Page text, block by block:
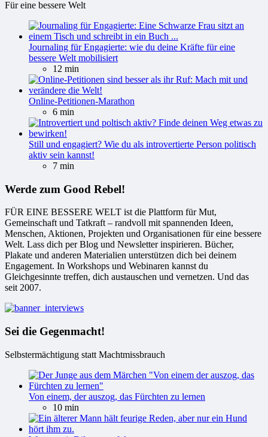
Für eine bessere Welt
Journaling für Engagierte: wie du deine Kräfte für eine
bessere Welt mobilisiert
12 min
Online-Petitionen-Marathon
6 min
Still und engagiert? Wie du als introvertierte Person politisch
aktiv sein kannst!
7 min
Werde zum Good Rebel!
FÜR EINE BESSERE WELT ist die Plattform für Mut,
Gemeinschaft und Tatkraft – randvoll mit spannenden Ideen,
Menschen, Aktionen, Projekten und Organisationen für eine bessere
Welt. Lass dich per Blog und Newsletter inspirieren. Bücher,
Plakate und anderen Materialien unterstützen dich bei deinem
Engagement. In Workshops und Webinaren kannst du
Gleichgesinnte treffen, dich austauschen und vernetzen. Und das
seit 2007.
Sei die Gegenmacht!
Selbstermächtigung statt Machtmissbrauch
Von einem, der auszog, das Fürchten zu lernen
10 min